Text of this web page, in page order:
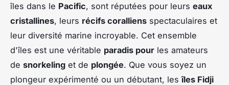
îles dans le Pacific, sont réputées pour leurs eaux
cristallines, leurs récifs coralliens spectaculaires et
leur diversité marine incroyable. Cet ensemble
d'îles est une véritable paradis pour les amateurs
de snorkeling et de plongée. Que vous soyez un
plongeur expérimenté ou un débutant, lesîles Fidji